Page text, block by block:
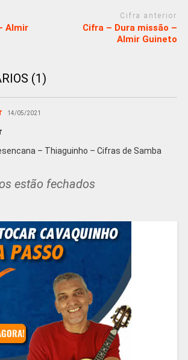
Almir
Cifra anterior
Cifra – Dura missão –
Almir Guineto
(1)
14/05/2021
– Thiaguinho – Cifras de Samba
estão fechados